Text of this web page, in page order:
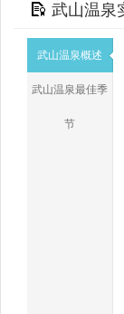
武山温泉
武山温泉概述
武山温泉最佳季
节